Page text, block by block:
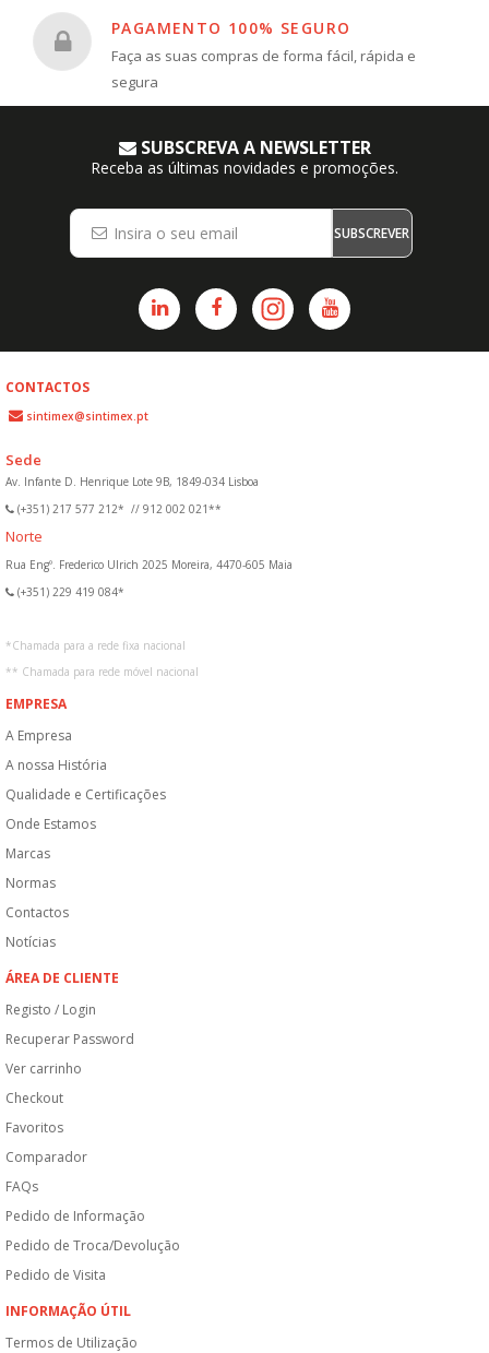
PAGAMENTO 100% SEGURO
Faça as suas compras de forma fácil, rápida e
segura
SUBSCREVA A NEWSLETTER
Receba as últimas novidades e promoções.
SUBSCREVER
CONTACTOS
sintimex@sintimex.pt
Sede
Av. Infante D. Henrique Lote 9B, 1849-034 Lisboa
(+351) 217 577 212* // 912 002 021**
Norte
Rua Engº. Frederico Ulrich 2025 Moreira, 4470-605 Maia
(+351) 229 419 084*
*Chamada para a rede fixa nacional
** Chamada para rede móvel nacional
EMPRESA
A Empresa
A nossa História
Qualidade e Certificações
Onde Estamos
Marcas
Normas
Contactos
Notícias
ÁREA DE CLIENTE
Registo / Login
Recuperar Password
Ver carrinho
Checkout
Favoritos
Comparador
FAQs
Pedido de Informação
Pedido de Troca/Devolução
Pedido de Visita
INFORMAÇÃO ÚTIL
Termos de Utilização